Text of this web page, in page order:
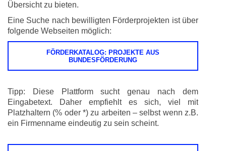
Übersicht zu bieten.
Eine Suche nach bewilligten Förderprojekten ist über
folgende Webseiten möglich:
FÖRDERKATALOG: PROJEKTE AUS
BUNDESFÖRDERUNG
Tipp: Diese Plattform sucht genau nach dem
Eingabetext. Daher empfiehlt es sich, viel mit
Platzhaltern (% oder *) zu arbeiten – selbst wenn z.B.
ein Firmenname eindeutig zu sein scheint.